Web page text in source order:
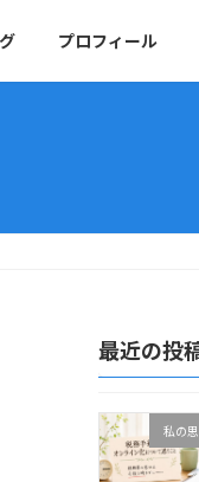
プロフィール
最近の投
私の